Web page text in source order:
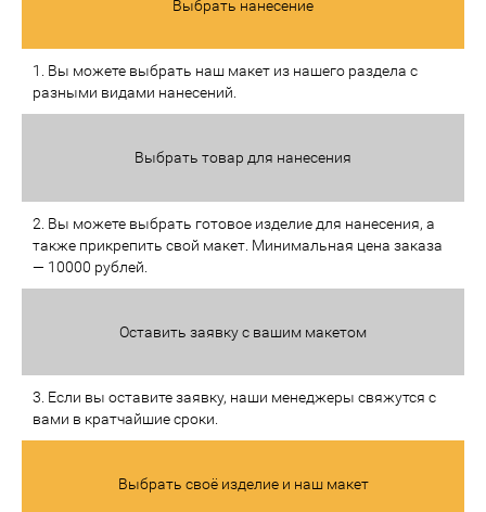
Выбрать нанесение
1. Вы можете выбрать наш макет из нашего раздела с
разными видами нанесений.
Выбрать товар для нанесения
2. Вы можете выбрать готовое изделие для нанесения, а
также прикрепить свой макет. Минимальная цена заказа
— 10000 рублей.
Оставить заявку с вашим макетом
3. Если вы оставите заявку, наши менеджеры свяжутся с
вами в кратчайшие сроки.
Выбрать своё изделие и наш макет